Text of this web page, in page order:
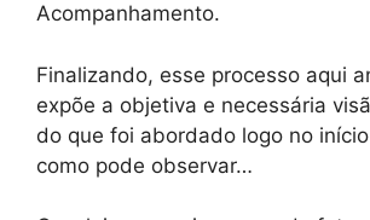
Acompanhamento.
Finalizando, esse processo aqui
expõe a objetiva e necessária
do que foi abordado logo no
como pode observar…